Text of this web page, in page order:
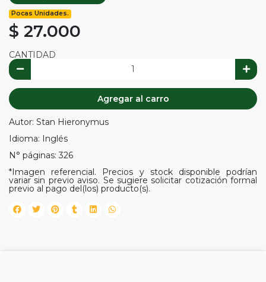
Pocas Unidades.
$ 27.000
CANTIDAD
Agregar al carro
Autor: Stan Hieronymus
Idioma: Inglés
N° páginas: 326
*Imagen referencial. Precios y stock disponible podrían
variar sin previo aviso. Se sugiere solicitar cotización formal
previo al pago del(los) producto(s).